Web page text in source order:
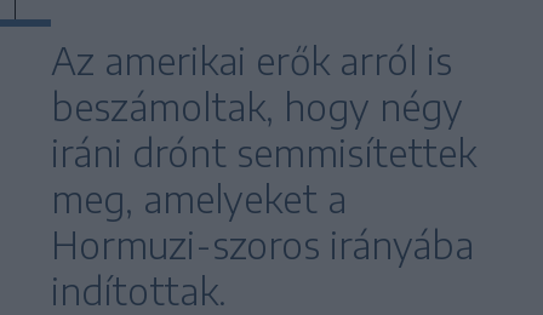
Az amerikai erők arról is
beszámoltak, hogy négy
iráni drónt semmisítettek
meg, amelyeket a
Hormuzi-szoros irányába
indítottak.